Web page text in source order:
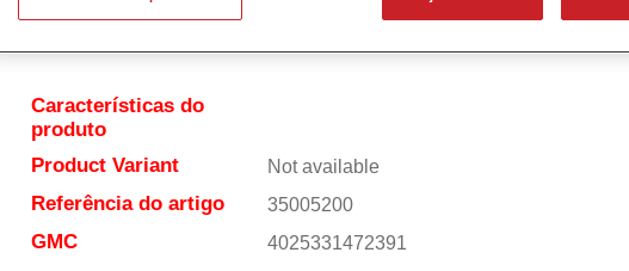
Características do
produto
Product Variant
Not available
Referência do artigo 35005200
GMC 4025331472391